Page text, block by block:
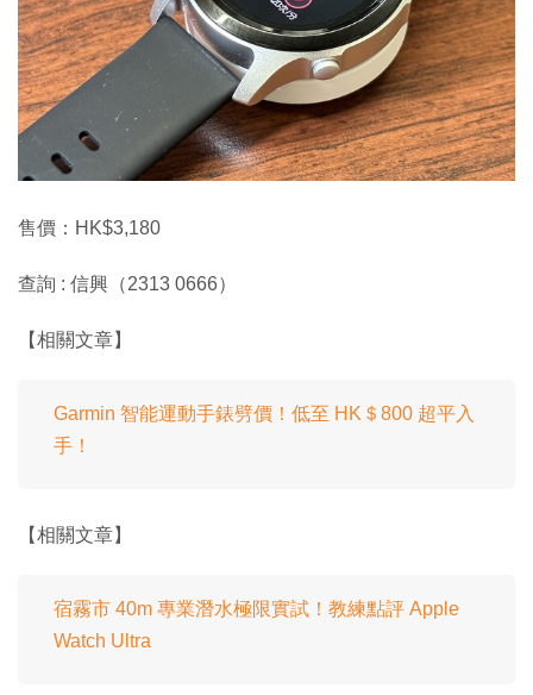
售價：HK$3,180
查詢 : 信興（2313 0666）
【相關文章】
Garmin 智能運動手錶劈價！低至 HK＄800 超平入
手！
【相關文章】
宿霧市 40m 專業潛水極限實試！教練點評 Apple
Watch Ultra